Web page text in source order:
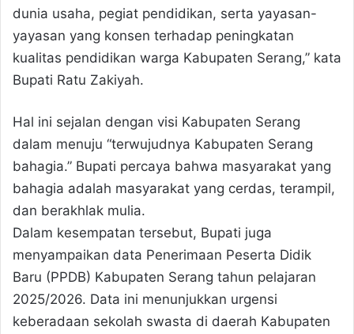
dunia usaha, pegiat pendidikan, serta yayasan-
yayasan yang konsen terhadap peningkatan
kualitas pendidikan warga Kabupaten Serang,” kata
Bupati Ratu Zakiyah.
Hal ini sejalan dengan visi Kabupaten Serang
dalam menuju “terwujudnya Kabupaten Serang
bahagia.” Bupati percaya bahwa masyarakat yang
bahagia adalah masyarakat yang cerdas, terampil,
dan berakhlak mulia.
Dalam kesempatan tersebut, Bupati juga
menyampaikan data Penerimaan Peserta Didik
Baru (PPDB) Kabupaten Serang tahun pelajaran
2025/2026. Data ini menunjukkan urgensi
keberadaan sekolah swasta di daerah Kabupaten